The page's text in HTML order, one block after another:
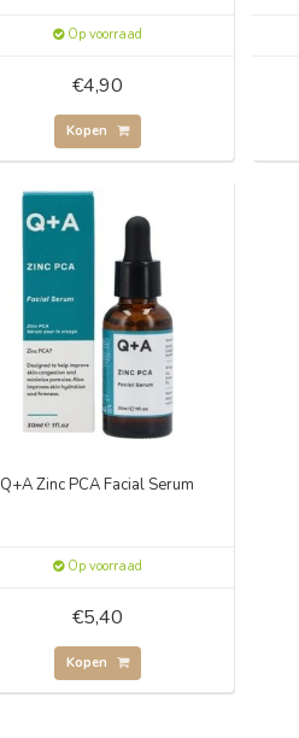
Op voorraad
€4,90
Kopen
Q+A Zinc PCA Facial Serum
Op voorraad
€5,40
Kopen